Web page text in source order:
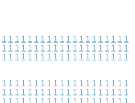
1 1 1 1 1 1 1 1 1 1 1 1 1 1 1 1 1 1 1 1
1 1 1 1 1 1 1 1 1 1 1 1 1 1 1 1 1 1 1 1
1 1 1 1 1 1 1 1 1 1 1 1 1 1 1 1 1 1 1 1
1 1 1 1 1 1 1 1 1 1 1 1 1 1 1 1 1 1 1 1
1 1 1 1 1 1 1 1 1 1 1 1 1 1 1 1 1 1 1 1
1 1 1 1 1 1 1 1 1 1 1 1 1 1 1 1 1 1 1 1